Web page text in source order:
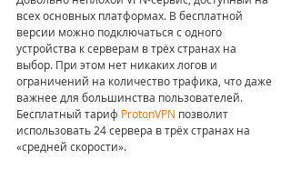
всех основных платформах. В бесплатной
версии можно подключаться с одного
устройства к серверам в трёх странах на
выбор. При этом нет никаких логов и
ограничений на количество трафика, что даже
важнее для большинства пользователей.
Бесплатный тариф ProtonVPN позволит
использовать 24 сервера в трёх странах на
«средней скорости».